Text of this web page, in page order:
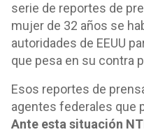
serie de reportes de
mujer de 32 años se
autoridades de EEUU
que pesa en su contra
Esos reportes de
agentes federales que
Ante esta situación